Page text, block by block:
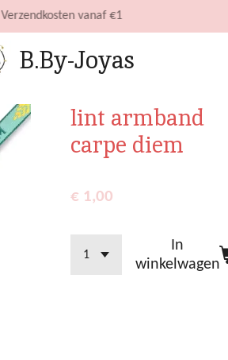
B.By-Joyas
Verzendkosten vanaf €1
lint armband
carpe diem
€ 1,00
In
winkelwagen